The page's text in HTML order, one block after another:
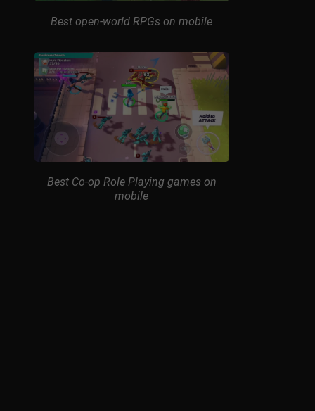
Best open-world RPGs on mobile
Best Co-op Role Playing games on
mobile